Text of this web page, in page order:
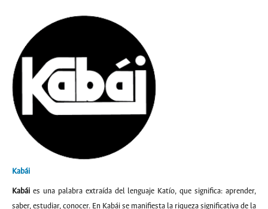
Kabái
Kabái es una palabra extraída del lenguaje Katío, que significa: aprender,
saber, estudiar, conocer. En Kabái se manifiesta la riqueza significativa de la